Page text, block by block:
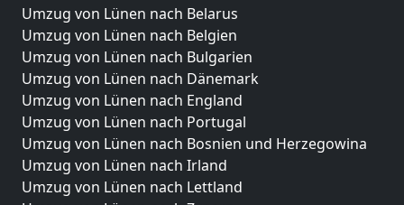
Umzug von Lünen nach Belarus
Umzug von Lünen nach Belgien
Umzug von Lünen nach Bulgarien
Umzug von Lünen nach Dänemark
Umzug von Lünen nach England
Umzug von Lünen nach Portugal
Umzug von Lünen nach Bosnien und Herzegowina
Umzug von Lünen nach Irland
Umzug von Lünen nach Lettland